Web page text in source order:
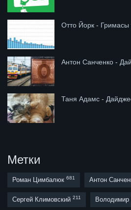
Отто Йорк - Гримасы
Антон Санченко -
Таня Адамс -
Метки
Роман Цимбалюк 681 Антон
Сергей Климовский 211 Володимир